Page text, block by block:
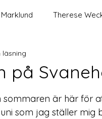
Marklund Therese
på
läsning
sommaren är här för
som jag ställer